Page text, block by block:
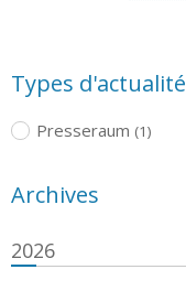
Types d'actualité
Presseraum (1)
Archives
2026